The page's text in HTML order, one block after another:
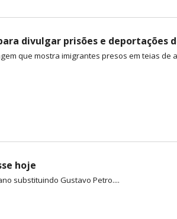
divulgar prisões e deportações
que mostra imigrantes presos em teias
hoje
substituindo Gustavo Petro....